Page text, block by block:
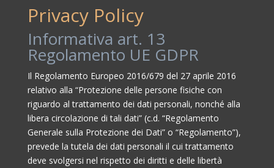
Privacy Policy
Informativa art. 13
Regolamento UE GDPR
Il Regolamento Europeo 2016/679 del 27 aprile 2016
relativo alla “Protezione delle persone fisiche con
riguardo al trattamento dei dati personali, nonché alla
libera circolazione di tali dati” (c.d. “Regolamento
Generale sulla Protezione dei Dati” o “Regolamento”),
prevede la tutela dei dati personali il cui trattamento
deve svolgersi nel rispetto dei diritti e delle libertà